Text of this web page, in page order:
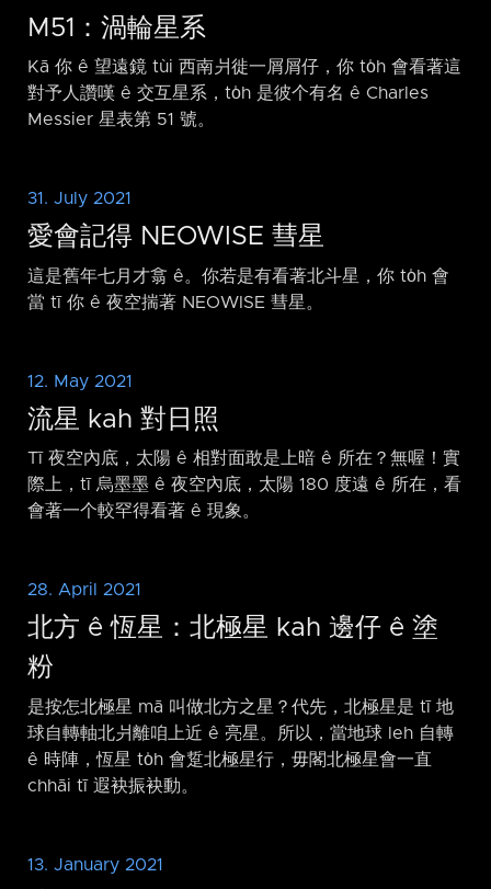
M51：渦輪星系
Kā 你 ê 望遠鏡 tùi 西南爿徙一屑屑仔，你 to̍h 會看著這
對予人讚嘆 ê 交互星系，to̍h 是彼个有名 ê Charles
Messier 星表第 51 號。
31. July 2021
愛會記得 NEOWISE 彗星
這是舊年七月才翕 ê。你若是有看著北斗星，你 to̍h 會
當 tī 你 ê 夜空揣著 NEOWISE 彗星。
12. May 2021
流星 kah 對日照
Tī 夜空內底，太陽 ê 相對面敢是上暗 ê 所在？無喔！實
際上，tī 烏墨墨 ê 夜空內底，太陽 180 度遠 ê 所在，看
會著一个較罕得看著 ê 現象。
28. April 2021
北方 ê 恆星：北極星 kah 邊仔 ê 塗
粉
是按怎北極星 mā 叫做北方之星？代先，北極星是 tī 地
球自轉軸北爿離咱上近 ê 亮星。所以，當地球 leh 自轉
ê 時陣，恆星 to̍h 會踅北極星行，毋閣北極星會一直
chhāi tī 遐袂振袂動。
13. January 2021